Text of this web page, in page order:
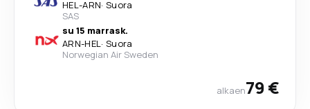
HEL-ARN· Suora
SAS
su 15 marrask.
ARN-HEL· Suora
Norwegian Air Sweden
alkaen79 €